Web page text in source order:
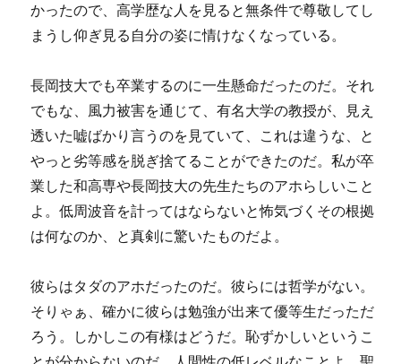
かったので、高学歴な人を見ると無条件で尊敬してし
まうし仰ぎ見る自分の姿に情けなくなっている。
長岡技大でも卒業するのに一生懸命だったのだ。それ
でもな、風力被害を通じて、有名大学の教授が、見え
透いた嘘ばかり言うのを見ていて、これは違うな、と
やっと劣等感を脱ぎ捨てることができたのだ。私が卒
業した和高専や長岡技大の先生たちのアホらしいこと
よ。低周波音を計ってはならないと怖気づくその根拠
は何なのか、と真剣に驚いたものだよ。
彼らはタダのアホだったのだ。彼らには哲学がない。
そりゃぁ、確かに彼らは勉強が出来て優等生だっただ
ろう。しかしこの有様はどうだ。恥ずかしいというこ